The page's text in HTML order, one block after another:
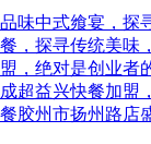
味中式飨宴，探
，探寻传统美味
，绝对是创业者
超益兴快餐加盟
胶州市扬州路店